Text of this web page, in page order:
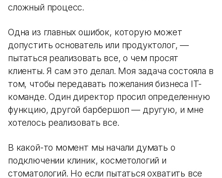
сложный процесс.
Одна из главных ошибок, которую может
допустить основатель или продуктолог, —
пытаться реализовать все, о чем просят
клиенты. Я сам это делал. Моя задача состояла в
том, чтобы передавать пожелания бизнеса IT-
команде. Один директор просил определенную
функцию, другой барбершоп — другую, и мне
хотелось реализовать все.
В какой-то момент мы начали думать о
подключении клиник, косметологий и
стоматологий. Но если пытаться охватить все